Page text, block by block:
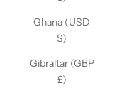
Ghana (USD
$)
Gibraltar (GBP
£)